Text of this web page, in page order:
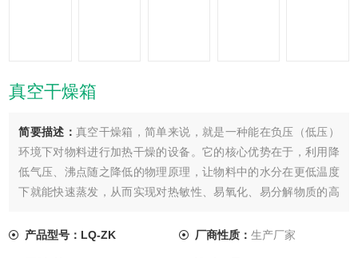
真空干燥箱
简要描述： 真空干燥箱，简单来说，就是一种能在负压（低压）
环境下对物料进行加热干燥的设备。它的核心优势在于，利用降
低气压、沸点随之降低的物理原理，让物料中的水分在更低温度
下就能快速蒸发，从而实现对热敏性、易氧化、易分解物质的高
产品型号：LQ-ZK
厂商性质： 生产厂家